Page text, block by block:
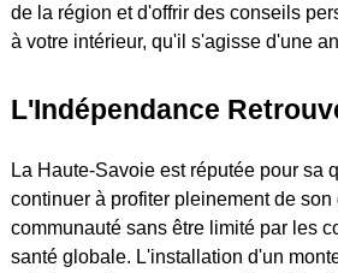
de la région et d'offrir des conseils
à votre intérieur, qu'il s'agisse d'une
L'Indépendance
La Haute-Savoie est réputée pour sa
continuer à profiter pleinement de
communauté sans être limité par les
santé globale. L'installation d'un